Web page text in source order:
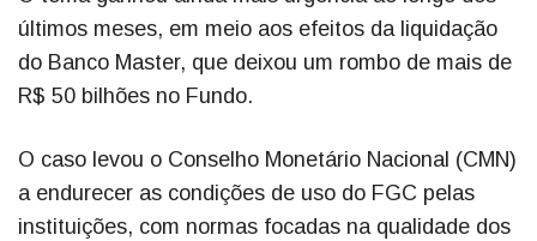
últimos meses, em meio aos efeitos da liquidação
do Banco Master, que deixou um rombo de mais de
R$ 50 bilhões no Fundo.
O caso levou o Conselho Monetário Nacional (CMN)
a endurecer as condições de uso do FGC pelas
instituições, com normas focadas na qualidade dos